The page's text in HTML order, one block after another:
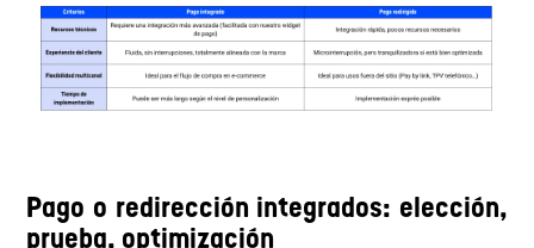
Pago o redirección integrados: elección,
prueba, optimización